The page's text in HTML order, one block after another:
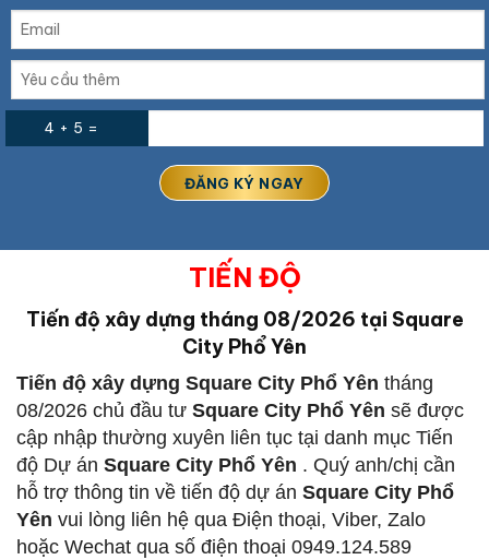
4 + 5 =
TIẾN ĐỘ
Tiến độ xây dựng tháng 08/2026 tại Square
City Phổ Yên
Tiến độ xây dựng Square City Phổ Yên tháng
08/2026 chủ đầu tư Square City Phổ Yên sẽ được
cập nhập thường xuyên liên tục tại danh mục Tiến
độ Dự án Square City Phổ Yên . Quý anh/chị cần
hỗ trợ thông tin về tiến độ dự án Square City Phổ
Yên vui lòng liên hệ qua Điện thoại, Viber, Zalo
hoặc Wechat qua số điện thoại 0949.124.589